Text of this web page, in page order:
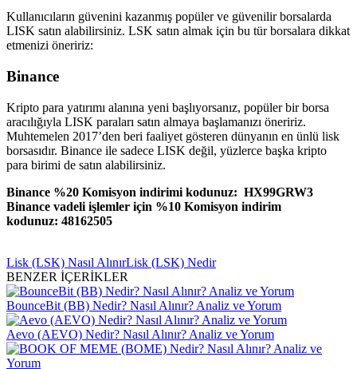
Kullanıcıların güvenini kazanmış popüler ve güvenilir borsalarda
LISK satın alabilirsiniz. LSK satın almak için bu tür borsalara dikkat
etmenizi öneririz:
Binance
Kripto para yatırımı alanına yeni başlıyorsanız, popüler bir borsa
aracılığıyla LISK paraları satın almaya başlamanızı öneririz.
Muhtemelen 2017’den beri faaliyet gösteren dünyanın en ünlü lisk
borsasıdır. Binance ile sadece LISK değil, yüzlerce başka kripto
para birimi de satın alabilirsiniz.
Binance %20 Komisyon indirimi kodunuz: HX99GRW3
Binance vadeli işlemler için %10 Komisyon indirim
kodunuz: 48162505
Lisk (LSK) Nasıl AlınırLisk (LSK) Nedir
BENZER İÇERİKLER
BounceBit (BB) Nedir? Nasıl Alınır? Analiz ve Yorum
Aevo (AEVO) Nedir? Nasıl Alınır? Analiz ve Yorum